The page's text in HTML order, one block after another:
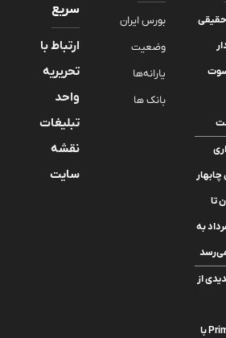
تا
به
از
Primetime با
بورس ایران
وضعیت
یارانه‌ها
بانک ها
سریع
ارتباط با
تحریریه
واحد
تبلیغات
نقشه
سایت